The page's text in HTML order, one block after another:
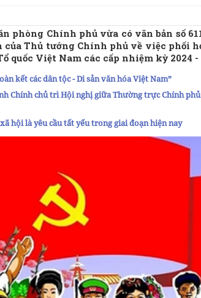
phòng Chính phủ vừa có văn bản số
Thủ tướng Chính phủ về việc phối
quốc Việt Nam các cấp nhiệm kỳ 2024 -
kết các dân tộc - Di sản văn hóa Việt Nam”
Chính chủ trì Hội nghị giữa Thường trực Chính
hội là yêu cầu tất yếu trong giai đoạn hiện nay